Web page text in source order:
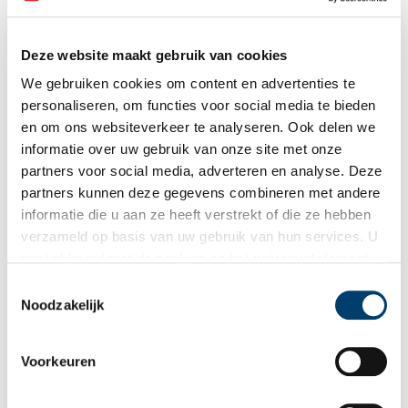
Deze website maakt gebruik van cookies
We gebruiken cookies om content en advertenties te
personaliseren, om functies voor social media te bieden
en om ons websiteverkeer te analyseren. Ook delen we
informatie over uw gebruik van onze site met onze
partners voor social media, adverteren en analyse. Deze
partners kunnen deze gegevens combineren met andere
informatie die u aan ze heeft verstrekt of die ze hebben
verzameld op basis van uw gebruik van hun services. U
Noodzakelijk
Voorkeuren
De Engelina in de zomer. Foto: Kenniscentrum Immaterieel Erfgoed.
Erkenning
De erkenning van de binnenvaart als immaterieel erfgoed is een
belangrijke stap in het behoud van dit rijke culturele erfgoed. Het
onderstreept niet alleen de waarde van de tradities en het leven
en wonen aan boord, maar ook de unieke band tussen schippers
en verbondenheid met het water een centraal element in hun
Met deze officiële erkenning wordt niet alleen de geschiedenis